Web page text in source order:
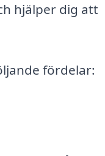
hjälper dig att
fördelar: